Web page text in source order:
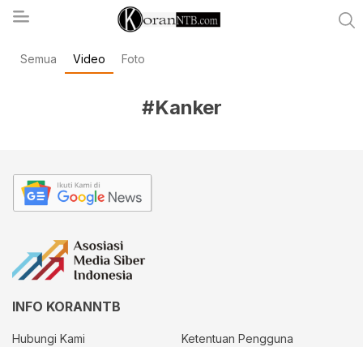
koranntb.com
Semua Video Foto
#Kanker
INFO KORANNTB
Hubungi Kami
Ketentuan Pengguna